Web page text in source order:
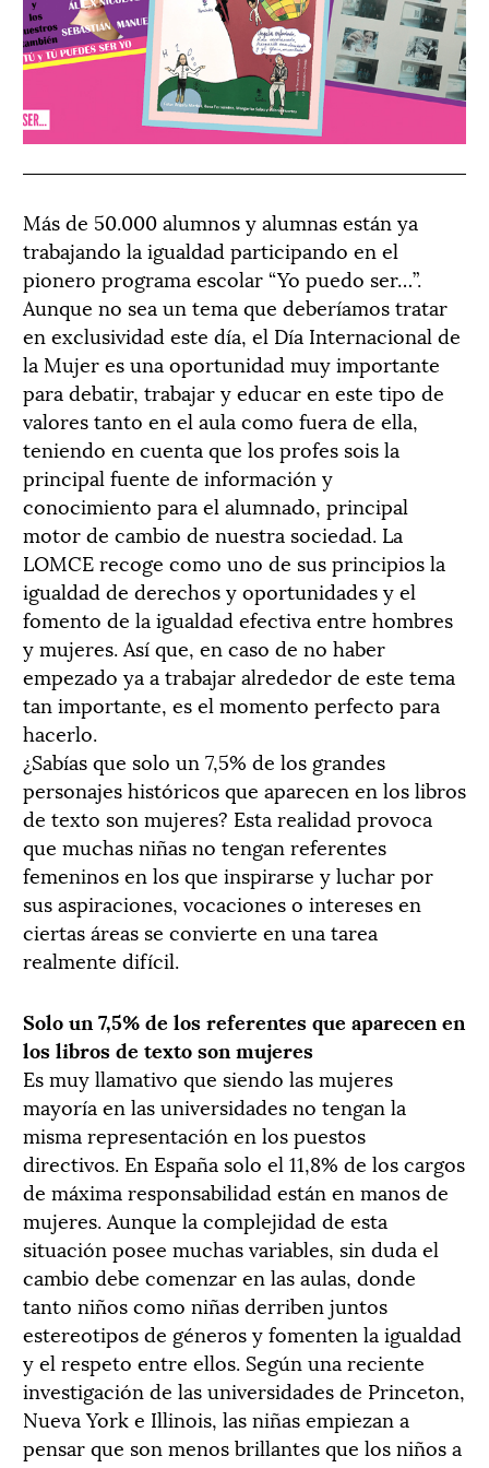
Más de 50.000 alumnos y alumnas están ya
trabajando la igualdad participando en el
pionero programa escolar “Yo puedo ser…”.
Aunque no sea un tema que deberíamos tratar
en exclusividad este día, el Día Internacional de
la Mujer es una oportunidad muy importante
para debatir, trabajar y educar en este tipo de
valores tanto en el aula como fuera de ella,
teniendo en cuenta que los profes sois la
principal fuente de información y
conocimiento para el alumnado, principal
motor de cambio de nuestra sociedad. La
LOMCE recoge como uno de sus principios la
igualdad de derechos y oportunidades y el
fomento de la igualdad efectiva entre hombres
y mujeres. Así que, en caso de no haber
empezado ya a trabajar alrededor de este tema
tan importante, es el momento perfecto para
hacerlo.
¿Sabías que solo un 7,5% de los grandes
personajes históricos que aparecen en los libros
de texto son mujeres? Esta realidad provoca
que muchas niñas no tengan referentes
femeninos en los que inspirarse y luchar por
sus aspiraciones, vocaciones o intereses en
ciertas áreas se convierte en una tarea
realmente difícil.
Solo un 7,5% de los referentes que aparecen en
los libros de texto son mujeres
Es muy llamativo que siendo las mujeres
mayoría en las universidades no tengan la
misma representación en los puestos
directivos. En España solo el 11,8% de los cargos
de máxima responsabilidad están en manos de
mujeres. Aunque la complejidad de esta
situación posee muchas variables, sin duda el
cambio debe comenzar en las aulas, donde
tanto niños como niñas derriben juntos
estereotipos de géneros y fomenten la igualdad
y el respeto entre ellos. Según una reciente
investigación de las universidades de Princeton,
Nueva York e Illinois, las niñas empiezan a
pensar que son menos brillantes que los niños a